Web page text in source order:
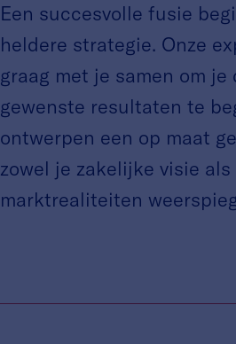
Een succesvolle fusie
heldere strategie. Onze
graag met je samen om je
gewenste resultaten te
ontwerpen een op maat
zowel je zakelijke visie als
marktrealiteiten